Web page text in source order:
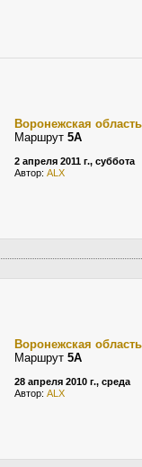
Воронежская область
Маршрут 5А
2 апреля 2011 г., суббота
Автор: ALX
Воронежская область
Маршрут 5А
28 апреля 2010 г., среда
Автор: ALX